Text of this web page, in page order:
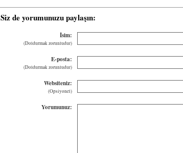
Siz de yorumunuzu paylaşın:
İsim:
(Doldurmak zorunludur)
E-posta:
(Doldurmak zorunludur)
Websiteniz:
(Opsiyonel)
Yorumunuz: